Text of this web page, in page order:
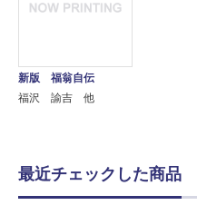
新版 福翁自伝
福沢 諭吉 他
最近チェックした商品